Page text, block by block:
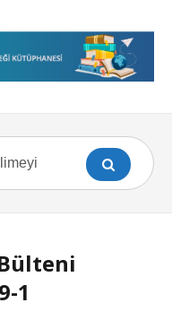
1